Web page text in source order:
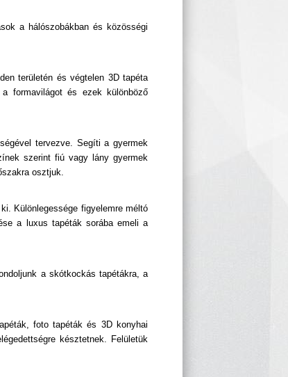
a hálószobákban és közösségi
területén és végtelen 3D tapéta
formavilágot és ezek különböző
tervezve. Segíti a gyermek
szerint fiú vagy lány gyermek
osztjuk.
Különlegessége figyelemre méltó
a luxus tapéták sorába emeli a
a skótkockás tapétákra, a
foto tapéták és 3D konyhai
késztetnek. Felületük